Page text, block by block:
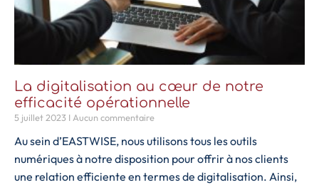
La digitalisation au cœur de notre
efficacité opérationnelle
5 juillet 2023 Aucun commentaire
Au sein d’EASTWISE, nous utilisons tous les outils
numériques à notre disposition pour offrir à nos clients
une relation efficiente en termes de digitalisation. Ainsi,